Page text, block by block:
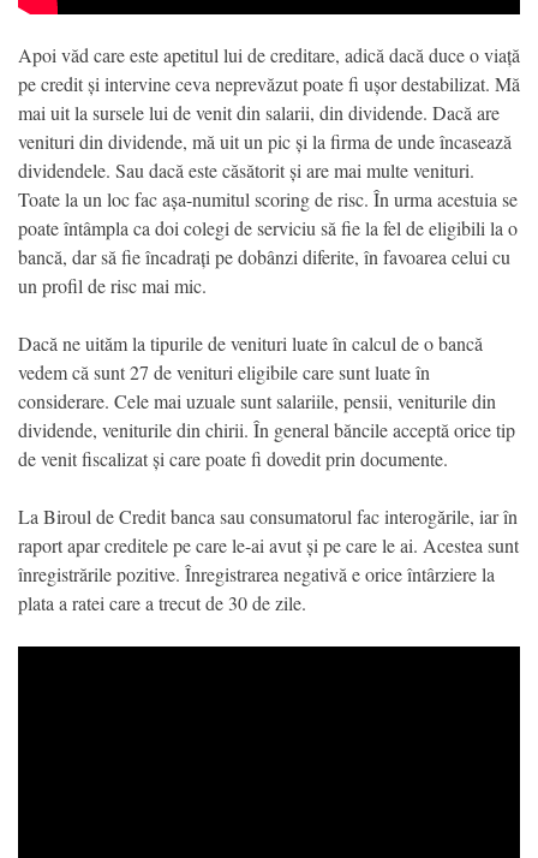
Apoi văd care este apetitul lui de creditare, adică dacă duce o viață
pe credit și intervine ceva neprevăzut poate fi ușor destabilizat. Mă
mai uit la sursele lui de venit din salarii, din dividende. Dacă are
venituri din dividende, mă uit un pic și la firma de unde încasează
dividendele. Sau dacă este căsătorit și are mai multe venituri.
Toate la un loc fac așa-numitul scoring de risc. În urma acestuia se
poate întâmpla ca doi colegi de serviciu să fie la fel de eligibili la o
bancă, dar să fie încadrați pe dobânzi diferite, în favoarea celui cu
un profil de risc mai mic.
Dacă ne uităm la tipurile de venituri luate în calcul de o bancă
vedem că sunt 27 de venituri eligibile care sunt luate în
considerare. Cele mai uzuale sunt salariile, pensii, veniturile din
dividende, veniturile din chirii. În general băncile acceptă orice tip
de venit fiscalizat și care poate fi dovedit prin documente.
La Biroul de Credit banca sau consumatorul fac interogările, iar în
raport apar creditele pe care le-ai avut și pe care le ai. Acestea sunt
înregistrările pozitive. Înregistrarea negativă e orice întârziere la
plata a ratei care a trecut de 30 de zile.